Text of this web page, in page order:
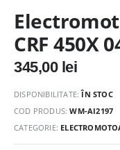
CRF 450X
345,00 lei
DISPONIBILITATE:ÎN STOC
COD PRODUS:WM-AI2197
CATEGORIE: